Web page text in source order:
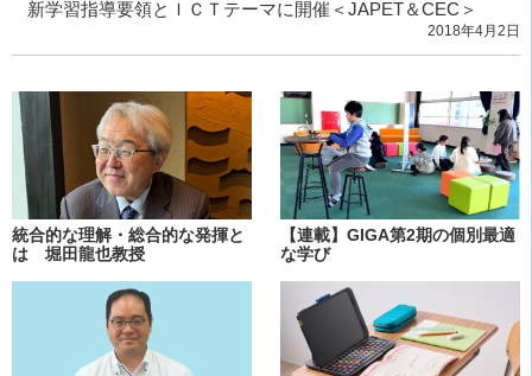
新学習指導要領とＩＣＴテーマに開催＜JAPET＆CEC＞
2018年4月2日
統合的な理解・総合的な発揮と
は 堀田龍也教授
【連載】GIGA第2期の個別最適
な学び